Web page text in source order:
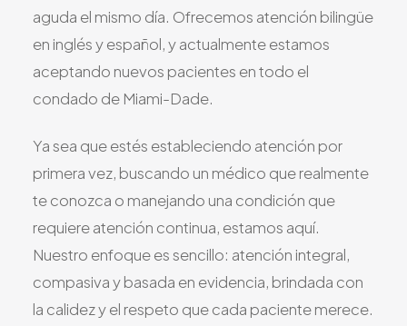
aguda el mismo día. Ofrecemos atención bilingüe
en inglés y español, y actualmente estamos
aceptando nuevos pacientes en todo el
condado de Miami-Dade.
Ya sea que estés estableciendo atención por
primera vez, buscando un médico que realmente
te conozca o manejando una condición que
requiere atención continua, estamos aquí.
Nuestro enfoque es sencillo: atención integral,
compasiva y basada en evidencia, brindada con
la calidez y el respeto que cada paciente merece.